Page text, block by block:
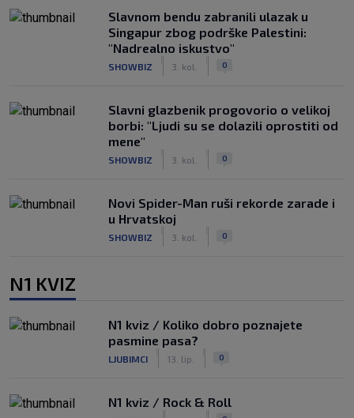
Slavnom bendu zabranili ulazak u
Singapur zbog podrške Palestini:
"Nadrealno iskustvo"
SHOWBIZ 3. kol. 0
Slavni glazbenik progovorio o velikoj
borbi: "Ljudi su se dolazili oprostiti od
mene"
SHOWBIZ 3. kol. 0
Novi Spider-Man ruši rekorde zarade i
u Hrvatskoj
SHOWBIZ 3. kol. 0
N1 KVIZ
N1 kviz / Koliko dobro poznajete
pasmine pasa?
LJUBIMCI 13. lip. 0
N1 kviz / Rock & Roll